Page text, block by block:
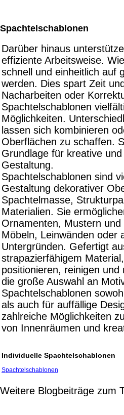
Spachtelschablonen
Darüber hinaus
effiziente Arbeitsweise.
schnell und einheitlich auf
werden. Dies spart Zeit
Nacharbeiten oder
Spachtelschablonen
Möglichkeiten.
lassen sich kombinieren
Oberflächen zu schaffen.
Grundlage für kreative
Gestaltung.
Spachtelschablonen sind
Gestaltung dekorativer
Spachtelmasse,
Materialien. Sie
Ornamenten, Mustern
Möbeln, Leinwänden oder
Untergründen. Gefertigt
strapazierfähigem
positionieren, reinigen
die große Auswahl an
Spachtelschablonen
als auch für auffällige
zahlreiche Möglichkeiten
von Innenräumen und
Individuelle Spachtelschablonen
Spachtelschablonen
Weitere Blogbeiträge zum